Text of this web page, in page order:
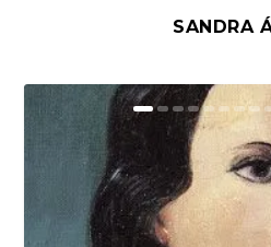
SANDRA